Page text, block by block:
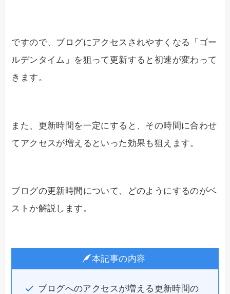
ですので、ブログにアクセスされやすくなる「ゴー
ルデンタイム」を狙って更新すると初速が変わって
きます。
また、更新時間を一定にすると、その時間に合わせ
てアクセスが増えるといった効果も狙えます。
ブログの更新時間について、どのようにするのがベ
ストか解説します。
本記事の内容
ブログへのアクセスが増える更新時間の